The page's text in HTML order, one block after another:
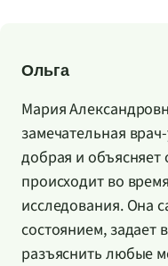
Ольга
Мария
замечательная
добрая и объясняет
происходит во
исследования. Она
состоянием, задает
разъяснить любые